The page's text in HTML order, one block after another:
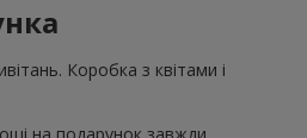
Коробка з квітами і
на подарунок завжди